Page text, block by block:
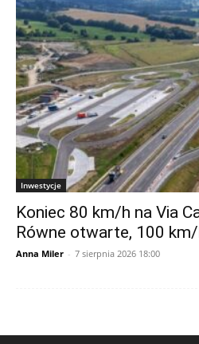
Inwestycje
Koniec 80 km/h na Via
Równe otwarte, 100 km/
Anna Miler - 7 sierpnia 2026 18:00